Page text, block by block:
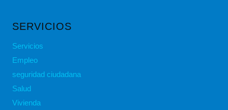
SERVICIOS
Servicios
Empleo
seguridad ciudadana
Salud
Vivienda